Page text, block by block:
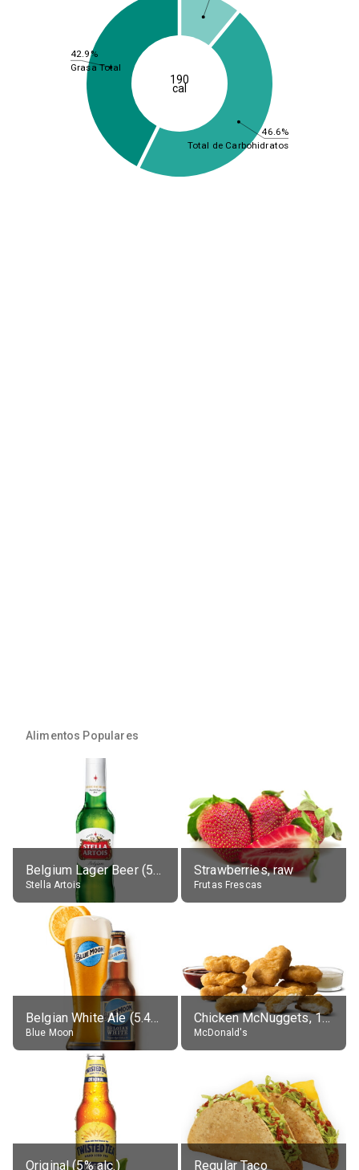
46.6%
42.9%
Total de Carbohidratos
Grasa Total
190
cal
Alimentos Populares
Belgium Lager Beer (5% alc.)
Stella Artois
Strawberries, raw
Frutas Frescas
Belgian White Ale (5.4% alc.)
Blue Moon
Chicken McNuggets, 10 pieces, without sauce
McDonald's
Original (5% alc.) Regular Taco